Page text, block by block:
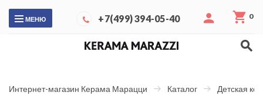
МЕНЮ +7(499) 394-05-40 0
Интернет-магазин Керама Марацци Каталог Детская